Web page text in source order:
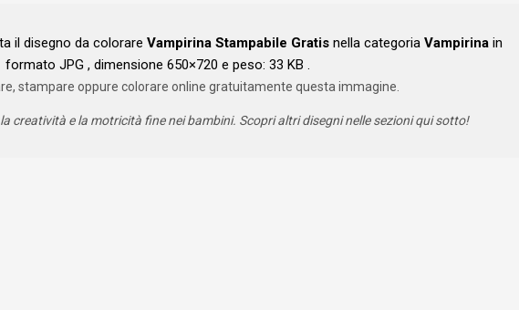
il disegno da colorare Vampirina Stampabile Gratisnella categoria Vampirinain
formato JPG , dimensione 650×720 e peso: 33 KB .
stampare oppure colorare online gratuitamente questa immagine.
creatività e la motricità fine nei bambini. Scopri altri disegni nelle sezioni qui sotto!